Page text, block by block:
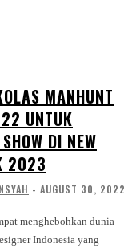
MANHUNT
UNTUK
DI NEW
2023
- AUGUST 30, 2022
menghebohkan dunia
Indonesia yang